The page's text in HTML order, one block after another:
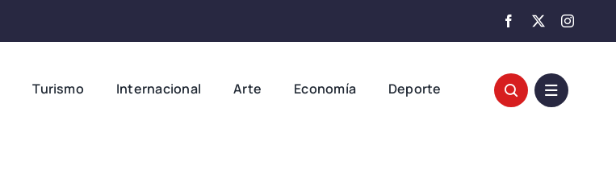
Turismo Internacional Arte Economía Deporte